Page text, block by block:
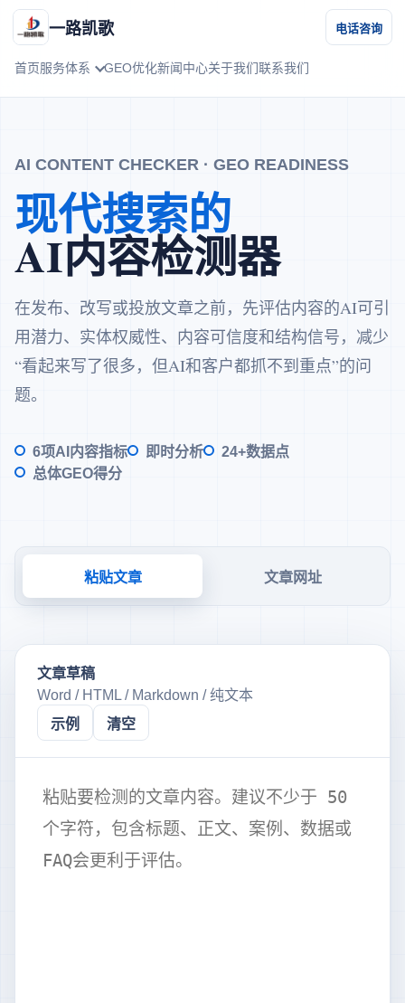
一路凯歌
首页服务体系 GEO优化新闻中心关于我们联系我们
电话咨询
AI CONTENT CHECKER · GEO READINESS
现代搜索的
AI内容检测器
在发布、改写或投放文章之前，先评估内容的AI可引
用潜力、实体权威性、内容可信度和结构信号，减少
“看起来写了很多，但AI和客户都抓不到重点”的问
题。
6项AI内容指标 即时分析
24+数据点
总体GEO得分
粘贴文章 文章网址
文章草稿
Word / HTML / Markdown / 纯文本
示例
清空